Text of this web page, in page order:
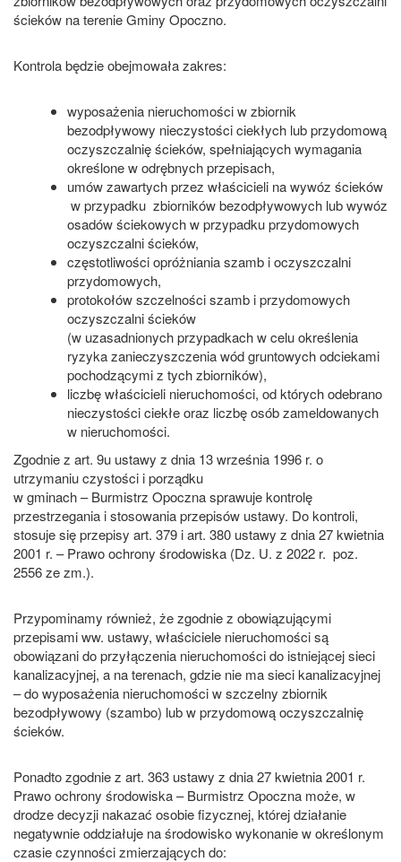
ścieków na terenie Gminy Opoczno.
Kontrola będzie obejmowała zakres:
wyposażenia nieruchomości w zbiornik
bezodpływowy nieczystości ciekłych lub przydomową
oczyszczalnię ścieków, spełniających wymagania
określone w odrębnych przepisach,
umów zawartych przez właścicieli na wywóz ścieków
w przypadku zbiorników bezodpływowych lub wywóz
osadów ściekowych w przypadku przydomowych
oczyszczalni ścieków,
częstotliwości opróżniania szamb i oczyszczalni
przydomowych,
protokołów szczelności szamb i przydomowych
oczyszczalni ścieków
(w uzasadnionych przypadkach w celu określenia
ryzyka zanieczyszczenia wód gruntowych odciekami
pochodzącymi z tych zbiorników),
liczbę właścicieli nieruchomości, od których odebrano
nieczystości ciekłe oraz liczbę osób zameldowanych
w nieruchomości.
Zgodnie z art. 9u ustawy z dnia 13 września 1996 r. o
utrzymaniu czystości i porządku
w gminach – Burmistrz Opoczna sprawuje kontrolę
przestrzegania i stosowania przepisów ustawy. Do kontroli,
stosuje się przepisy art. 379 i art. 380 ustawy z dnia 27 kwietnia
2001 r. – Prawo ochrony środowiska (Dz. U. z 2022 r. poz.
2556 ze zm.).
Przypominamy również, że zgodnie z obowiązującymi
przepisami ww. ustawy, właściciele nieruchomości są
obowiązani do przyłączenia nieruchomości do istniejącej sieci
kanalizacyjnej, a na terenach, gdzie nie ma sieci kanalizacyjnej
– do wyposażenia nieruchomości w szczelny zbiornik
bezodpływowy (szambo) lub w przydomową oczyszczalnię
ścieków.
Ponadto zgodnie z art. 363 ustawy z dnia 27 kwietnia 2001 r.
Prawo ochrony środowiska – Burmistrz Opoczna może, w
drodze decyzji nakazać osobie fizycznej, której działanie
negatywnie oddziałuje na środowisko wykonanie w określonym
czasie czynności zmierzających do: